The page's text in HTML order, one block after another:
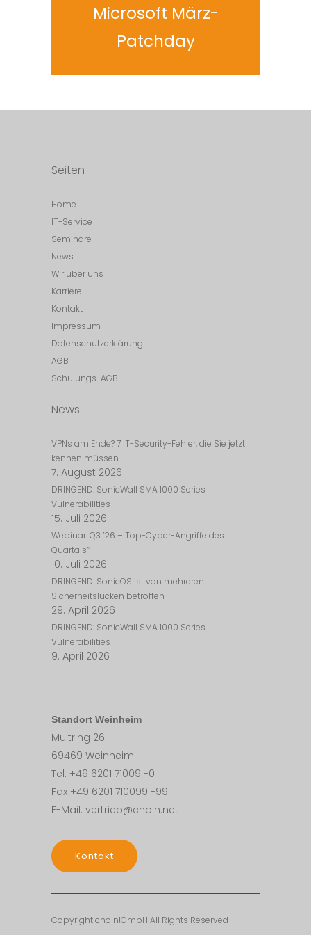
Microsoft März-
Patchday
Seiten
Home
IT-Service
Seminare
News
Wir über uns
Karriere
Kontakt
Impressum
Datenschutzerklärung
AGB
Schulungs-AGB
News
VPNs am Ende? 7 IT-Security-Fehler, die Sie jetzt
kennen müssen
7. August 2026
DRINGEND: SonicWall SMA 1000 Series
Vulnerabilities
15. Juli 2026
Webinar: Q3 ’26 – Top-Cyber-Angriffe des
Quartals“
10. Juli 2026
DRINGEND: SonicOS ist von mehreren
Sicherheitslücken betroffen
29. April 2026
DRINGEND: SonicWall SMA 1000 Series
Vulnerabilities
9. April 2026
Standort Weinheim
Multring 26
69469 Weinheim
Tel. +49 6201 71009 -0
Fax +49 6201 710099 -99
E-Mail: vertrieb@choin.net
Kontakt
Copyright choin!GmbH All Rights Reserved